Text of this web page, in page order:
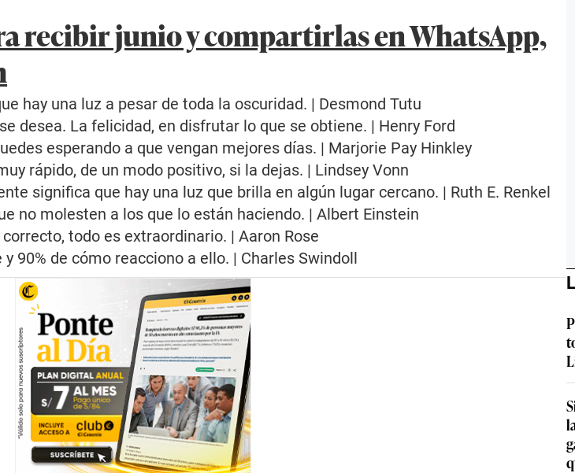
recibir junio y compartirlas en WhatsApp,
hay una luz a pesar de toda la oscuridad. | Desmond Tutu
desea. La felicidad, en disfrutar lo que se obtiene. | Henry Ford
esperando a que vengan mejores días. | Marjorie Pay Hinkley
rápido, de un modo positivo, si la dejas. | Lindsey Vonn
significa que hay una luz que brilla en algún lugar cercano. | Ruth E. Renkel
no molesten a los que lo están haciendo. | Albert Einstein
todo es extraordinario. | Aaron Rose
90% de cómo reacciono a ello. | Charles Swindoll